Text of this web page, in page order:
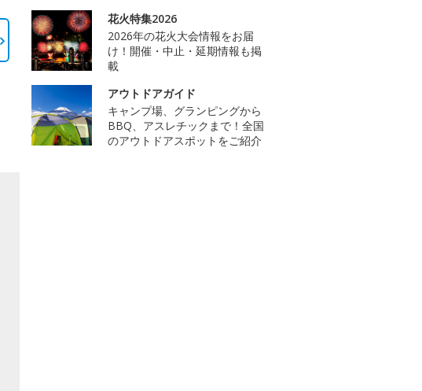
花火特集2026
2026年の花火大会情報をお届
け！開催・中止・延期情報も掲
載
アウトドアガイド
キャンプ場、グランピングから
BBQ、アスレチックまで！全国
のアウトドアスポットをご紹介